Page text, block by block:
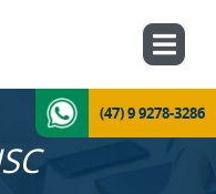
(47) 9 9278-3286